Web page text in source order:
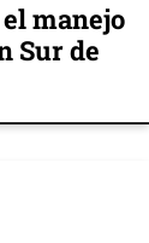
manejo
Sur de